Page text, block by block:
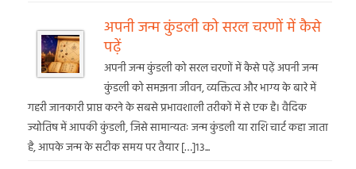
अपनी जन्म कुंडली को सरल चरणों में कैसे
पढ़ें
अपनी जन्म कुंडली को सरल चरणों में कैसे पढ़ें अपनी जन्म
कुंडली को समझना जीवन, व्यक्तित्व और भाग्य के बारे में
गहरी जानकारी प्राप्त करने के सबसे प्रभावशाली तरीकों में से एक है। वैदिक
ज्योतिष में आपकी कुंडली, जिसे सामान्यतः जन्म कुंडली या राशि चार्ट कहा जाता
है, आपके जन्म के सटीक समय पर तैयार […]13...